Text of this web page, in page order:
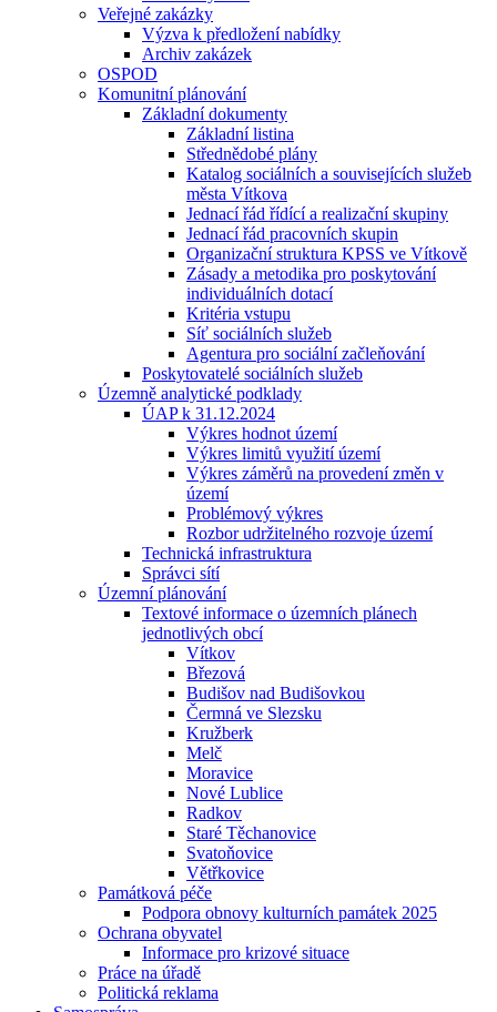
Veřejné zakázky
Výzva k předložení nabídky
Archiv zakázek
OSPOD
Komunitní plánování
Základní dokumenty
Základní listina
Střednědobé plány
Katalog sociálních a souvisejících služeb
města Vítkova
Jednací řád řídící a realizační skupiny
Jednací řád pracovních skupin
Organizační struktura KPSS ve Vítkově
Zásady a metodika pro poskytování
individuálních dotací
Kritéria vstupu
Síť sociálních služeb
Agentura pro sociální začleňování
Poskytovatelé sociálních služeb
Územně analytické podklady
ÚAP k 31.12.2024
Výkres hodnot území
Výkres limitů využití území
Výkres záměrů na provedení změn v
území
Problémový výkres
Rozbor udržitelného rozvoje území
Technická infrastruktura
Správci sítí
Územní plánování
Textové informace o územních plánech
jednotlivých obcí
Vítkov
Březová
Budišov nad Budišovkou
Čermná ve Slezsku
Kružberk
Melč
Moravice
Nové Lublice
Radkov
Staré Těchanovice
Svatoňovice
Větřkovice
Památková péče
Podpora obnovy kulturních památek 2025
Ochrana obyvatel
Informace pro krizové situace
Práce na úřadě
Politická reklama